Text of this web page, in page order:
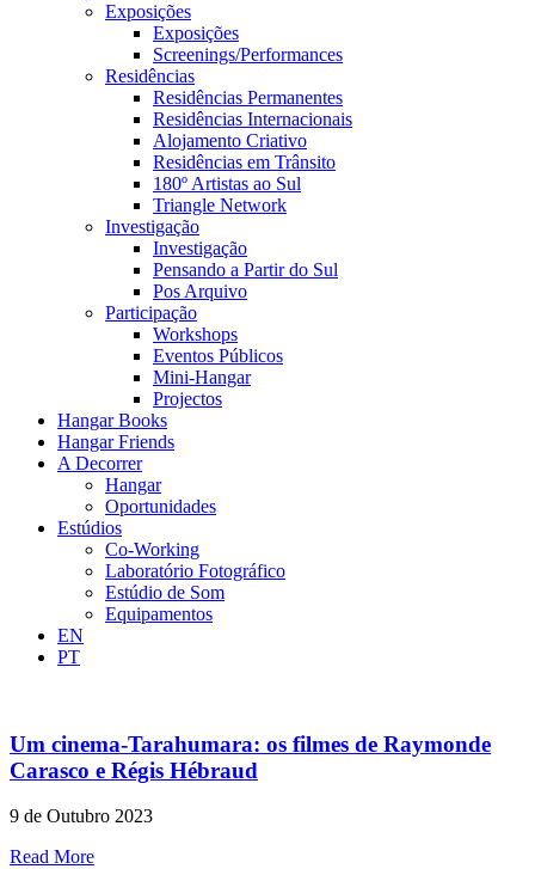
Exposições
Exposições
Screenings/Performances
Residências
Residências Permanentes
Residências Internacionais
Alojamento Criativo
Residências em Trânsito
180º Artistas ao Sul
Triangle Network
Investigação
Investigação
Pensando a Partir do Sul
Pos Arquivo
Participação
Workshops
Eventos Públicos
Mini-Hangar
Projectos
Hangar Books
Hangar Friends
A Decorrer
Hangar
Oportunidades
Estúdios
Co-Working
Laboratório Fotográfico
Estúdio de Som
Equipamentos
EN
PT
Um cinema-Tarahumara: os filmes de Raymonde
Carasco e Régis Hébraud
9 de Outubro 2023
Read More